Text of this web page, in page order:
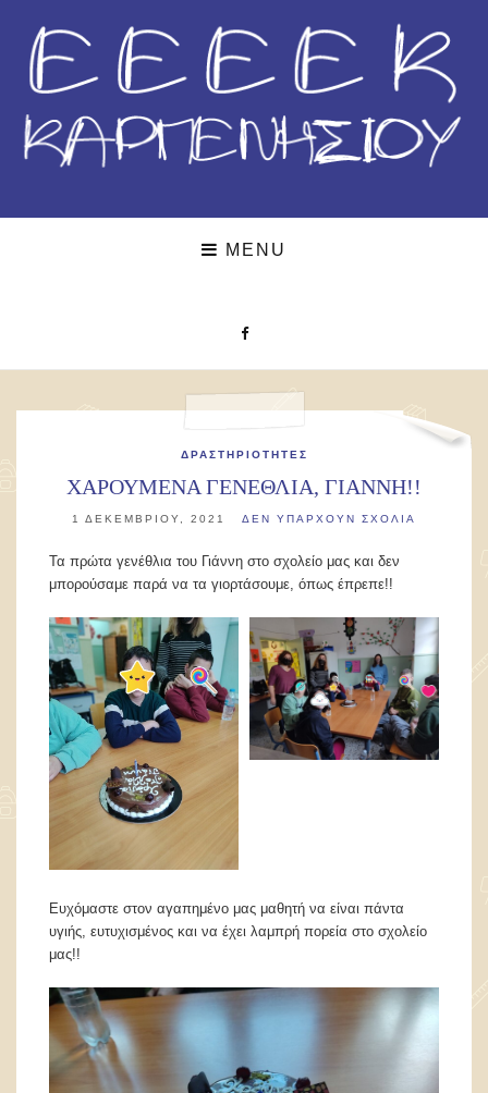
MENU
ΔΡΑΣΤΗΡΙΌΤΗΤΕΣ
ΧΑΡΟΥΜΕΝΑ ΓΕΝΕΘΛΙΑ, ΓΙΑΝΝΗ!!
1 ΔΕΚΕΜΒΡΊΟΥ, 2021 ΔΕΝ ΥΠΆΡΧΟΥΝ ΣΧΌΛΙΑ
Τα πρώτα γενέθλια του Γιάννη στο σχολείο μας και δεν
μπορούσαμε παρά να τα γιορτάσουμε, όπως έπρεπε!!
Ευχόμαστε στον αγαπημένο μας μαθητή να είναι πάντα
υγιής, ευτυχισμένος και να έχει λαμπρή πορεία στο σχολείο
μας!!